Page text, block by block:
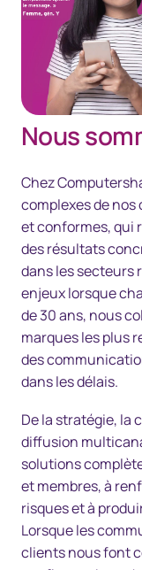
Nous
Chez
complexes de
et conformes, qui
des résultats
dans les secteurs
enjeux lorsque
de 30 ans, nous
marques les plus
des
dans les délais.
De la stratégie, la
diffusion
solutions
et membres, à
risques et à
Lorsque les
clients nous font